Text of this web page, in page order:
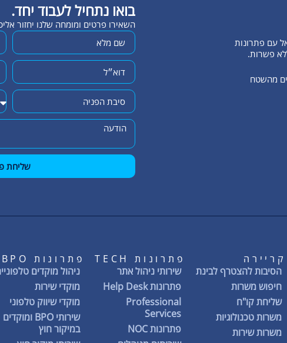
פשרות.
מהשטח
בואו נתחיל לעבוד יחד.
השאירו פרטים ומומחה שלנו יחזור
שליחת
קריירה
הסיבות להצטרף לבינת
חיפוש משרות
שליחת קו"ח
משרות טכנולוגיות
משרות שירות
פתרונות TECH
שירותי ניהול אתר
פתרונות Help Desk
Professional
Services
פתרונות NOC
פתרונות BPO
ניהול מוקדים
מוקדי שירות
מוקדי שיווק טלפוני
שירותי BPO ומוקדים
במיקור חוץ